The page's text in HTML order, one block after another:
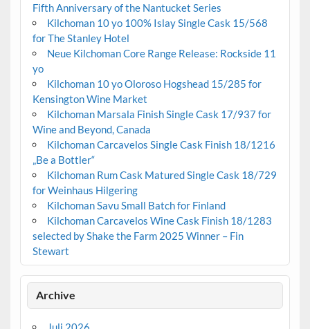
Fifth Anniversary of the Nantucket Series
Kilchoman 10 yo 100% Islay Single Cask 15/568
for The Stanley Hotel
Neue Kilchoman Core Range Release: Rockside 11
yo
Kilchoman 10 yo Oloroso Hogshead 15/285 for
Kensington Wine Market
Kilchoman Marsala Finish Single Cask 17/937 for
Wine and Beyond, Canada
Kilchoman Carcavelos Single Cask Finish 18/1216
„Be a Bottler“
Kilchoman Rum Cask Matured Single Cask 18/729
for Weinhaus Hilgering
Kilchoman Savu Small Batch for Finland
Kilchoman Carcavelos Wine Cask Finish 18/1283
selected by Shake the Farm 2025 Winner – Fin
Stewart
Archive